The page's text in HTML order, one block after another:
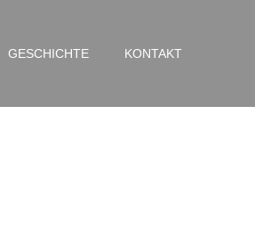
GESCHICHTE KONTAKT